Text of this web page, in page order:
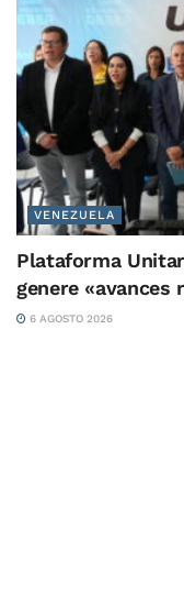
VENEZUELA
Plataforma
genere «avances
6 AGOSTO 2026